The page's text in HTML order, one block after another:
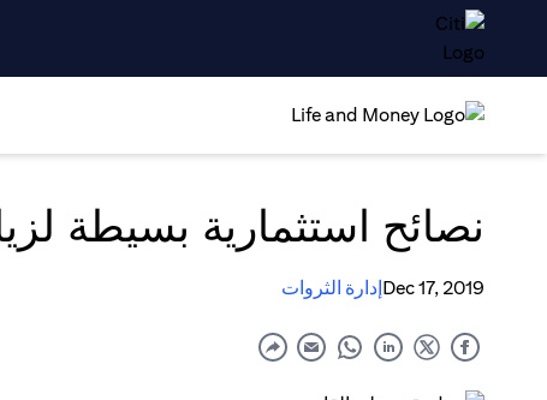
نصائح استثمارية بسيطة
Dec 17, 2019إدارة الثروات